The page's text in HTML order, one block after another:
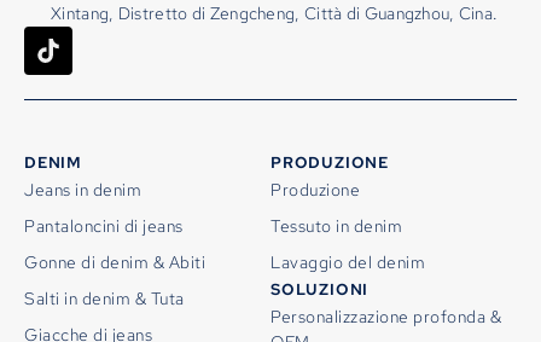
Xintang, Distretto di Zengcheng, Città di Guangzhou, Cina.
DENIM
Jeans in denim
Pantaloncini di jeans
Gonne di denim & Abiti
Salti in denim & Tuta
Giacche di jeans
PRODUZIONE
Produzione
Tessuto in denim
Lavaggio del denim
SOLUZIONI
Personalizzazione profonda &